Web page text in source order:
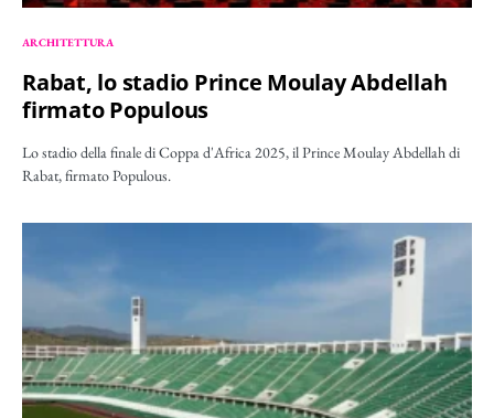
ARCHITETTURA
Rabat, lo stadio Prince Moulay Abdellah
firmato Populous
Lo stadio della finale di Coppa d'Africa 2025, il Prince Moulay Abdellah di
Rabat, firmato Populous.